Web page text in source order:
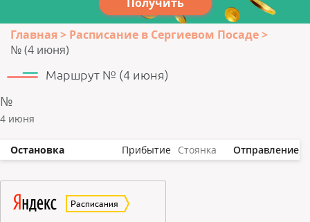
Главная
Расписание в Сергиевом Посаде
№ (4 июня)
Маршрут № (4 июня)
№
4 июня
Остановка Прибытие Стоянка Отправление